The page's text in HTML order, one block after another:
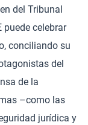
del Tribunal
puede celebrar
conciliando su
del
de la
–como las
jurídica y